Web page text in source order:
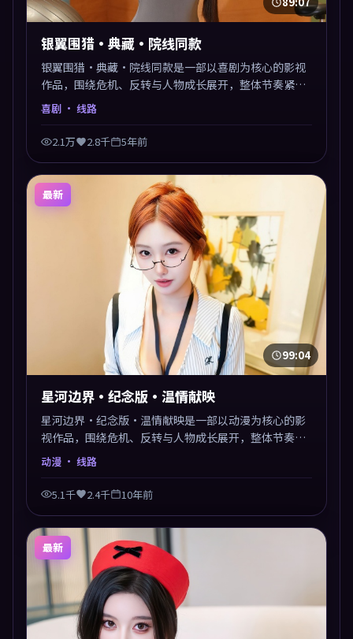
银翼围猎·典藏·院线同款
银翼围猎·典藏·院线同款是一部以喜剧为核心的影视
作品，围绕危机、反转与人物成长展开，整体节奏紧
凑，值得推荐观看。
喜剧 · 线路
2.1万 2.8千 5年前
最新
99:04
星河边界·纪念版·温情献映
星河边界·纪念版·温情献映是一部以动漫为核心的影
视作品，围绕危机、反转与人物成长展开，整体节奏紧
凑，值得推荐观看。
动漫 · 线路
5.1千 2.4千 10年前
最新